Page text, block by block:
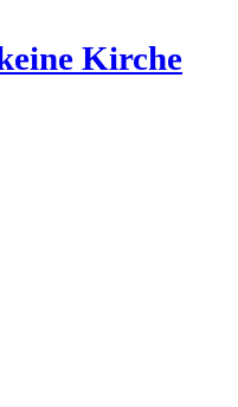
Kir­che